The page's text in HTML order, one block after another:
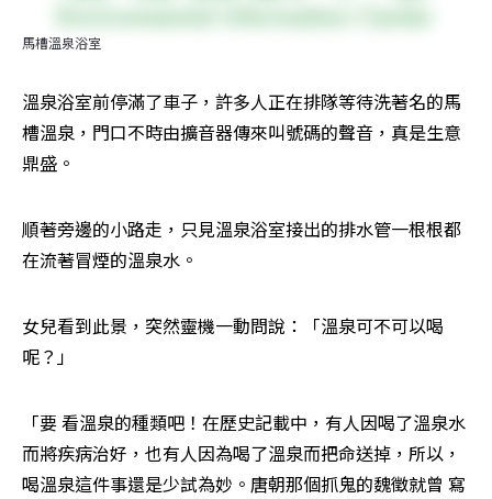
馬槽溫泉浴室
溫泉浴室前停滿了車子，許多人正在排隊等待洗著名的馬
槽溫泉，門口不時由擴音器傳來叫號碼的聲音，真是生意
鼎盛。
順著旁邊的小路走，只見溫泉浴室接出的排水管一根根都
在流著冒煙的溫泉水。
女兒看到此景，突然靈機一動問說：「溫泉可不可以喝
呢？」
「要 看溫泉的種類吧！在歷史記載中，有人因喝了溫泉水
而將疾病治好，也有人因為喝了溫泉而把命送掉，所以，
喝溫泉這件事還是少試為妙。唐朝那個抓鬼的魏徵就曾 寫